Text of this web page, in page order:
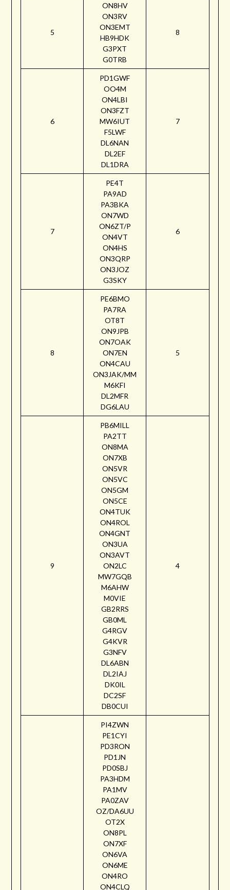
5
ON8HV
ON3RV
ON3EMT
HB9HDK
G3PXT
G0TRB
8
6
PD1GWF
OO4M
ON4LBI
ON3FZT
MW6IUT
F5LWF
DL6NAN
DL2EF
DL1DRA
7
7
PE4T
PA9AD
PA3BKA
ON7WD
ON6ZT/P
ON4VT
ON4HS
ON3QRP
ON3JOZ
G3SKY
6
8
PE6BMO
PA7RA
OT8T
ON9JPB
ON7OAK
ON7EN
ON4CAU
ON3JAK/MM
M6KFI
DL2MFR
DG6LAU
5
9
PB6MILL
PA2TT
ON8MA
ON7XB
ON5VR
ON5VC
ON5GM
ON5CE
ON4TUK
ON4ROL
ON4GNT
ON3UA
ON3AVT
ON2LC
MW7GQB
M6AHW
M0VIE
GB2RRS
GB0ML
G4RGV
G4KVR
G3NFV
DL6ABN
DL2IAJ
DK0IL
DC2SF
DB0CUI
4
PI4ZWN
PE1CYI
PD3RON
PD1JN
PD0SBJ
PA3HDM
PA1MV
PA0ZAV
OZ/DA6UU
OT2X
ON8PL
ON7XF
ON6VA
ON6ME
ON4RO
ON4CLQ